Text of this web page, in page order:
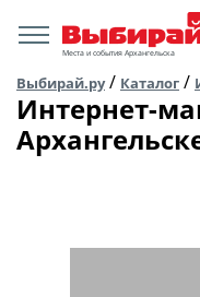
Места и события Архангельска
Выбирай.ру/ Каталог /
Интернет-